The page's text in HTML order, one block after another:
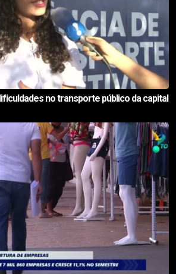
no transporte público da capital